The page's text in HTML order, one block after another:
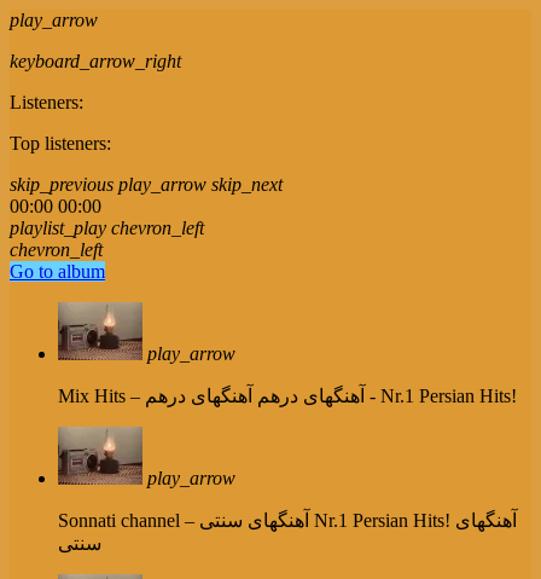
play_arrow
keyboard_arrow_right
Listeners:
Top listeners:
skip_previous play_arrow skip_next
00:00 00:00
playlist_play chevron_left
chevron_left
Go to album
play_arrow
Mix Hits – آهنگهای درهم آهنگهای درهم - Nr.1 Persian Hits!
play_arrow
Sonnati channel – آهنگهای سنتی Nr.1 Persian Hits! آهنگهای
سنتی